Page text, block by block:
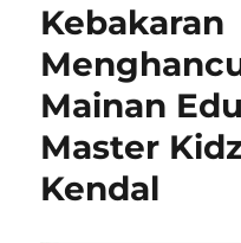
Kebakaran
Mainan
Master
Kendal